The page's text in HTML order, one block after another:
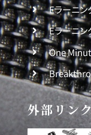
Eラーニン
Eラーニン
One
外部リン